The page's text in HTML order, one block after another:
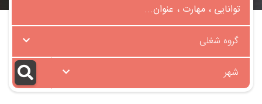
گروه شغلی
شهر